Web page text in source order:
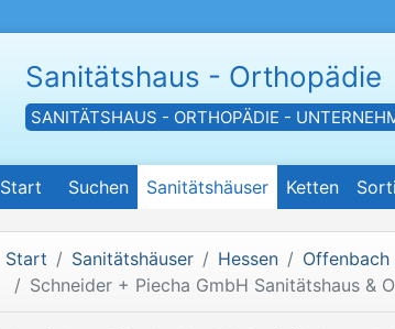
Sanitätshaus - Orthopädie
SANITÄTSHAUS - ORTHOPÄDIE -
Start Suchen Sanitätshäuser Ketten
Start Sanitätshäuser Hessen
Offenbach
Schneider + Piecha GmbH Sanitätshaus &